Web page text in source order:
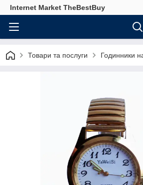
Internet Market TheBestBuy
Товари та послуги Годинники